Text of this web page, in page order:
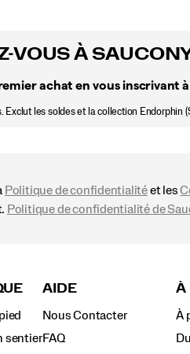
VOUS À
achat en vous inscrivant
les soldes et la collection Endorphin
Politique de confidentialitéet les
Politique de confidentialité de
sentier
AIDE
Nous Contacter
FAQ
À
À